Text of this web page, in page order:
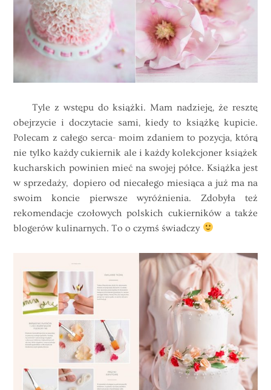
Tyle z wstępu do książki. Mam nadzieję, że resztę
obejrzycie i doczytacie sami, kiedy to książkę kupicie.
Polecam z całego serca- moim zdaniem to pozycja, którą
nie tylko każdy cukiernik ale i każdy kolekcjoner książek
kucharskich powinien mieć na swojej półce. Książka jest
w sprzedaży, dopiero od niecałego miesiąca a już ma na
swoim koncie pierwsze wyróżnienia. Zdobyła też
rekomendacje czołowych polskich cukierników a także
blogerów kulinarnych. To o czymś świadczy